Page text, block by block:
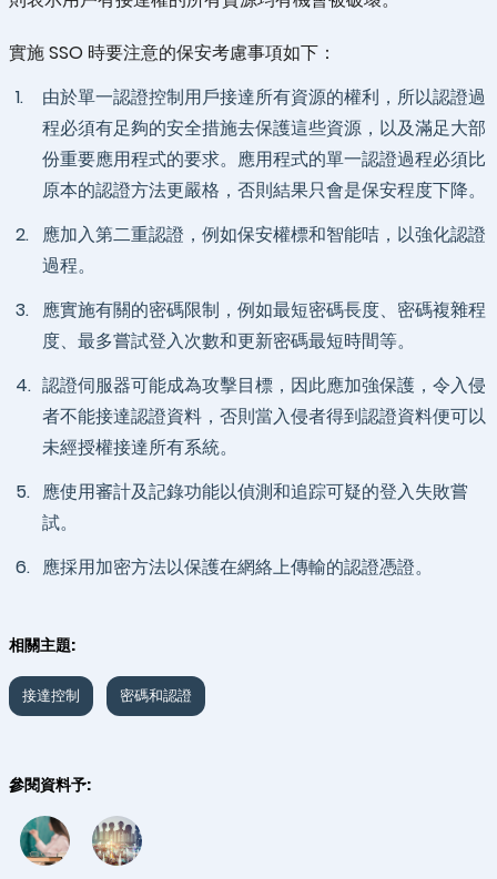
實施 SSO 時要注意的保安考慮事項如下：
1.
由於單一認證控制用戶接達所有資源的權利，所以認證過
程必須有足夠的安全措施去保護這些資源，以及滿足大部
份重要應用程式的要求。應用程式的單一認證過程必須比
原本的認證方法更嚴格，否則結果只會是保安程度下降。
2. 應加入第二重認證，例如保安權標和智能咭，以強化認證
過程。
3. 應實施有關的密碼限制，例如最短密碼長度、密碼複雜程
度、最多嘗試登入次數和更新密碼最短時間等。
4. 認證伺服器可能成為攻擊目標，因此應加強保護，令入侵
者不能接達認證資料，否則當入侵者得到認證資料便可以
未經授權接達所有系統。
5. 應使用審計及記錄功能以偵測和追踪可疑的登入失敗嘗
試。
6. 應採用加密方法以保護在網絡上傳輸的認證憑證。
相關主題:
接達控制 密碼和認證
參閱資料予: